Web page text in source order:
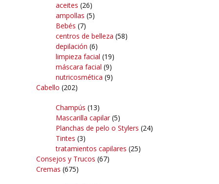
aceites (26)
ampollas (5)
Bebés (7)
centros de belleza (58)
depilación (6)
limpieza facial (19)
máscara facial (9)
nutricosmética (9)
Cabello (202)
Champús (13)
Mascarilla capilar(5)
Planchas de pelo o Stylers (24)
Tintes (3)
tratamientos capilares (25)
Consejos y Trucos (67)
Cremas (675)